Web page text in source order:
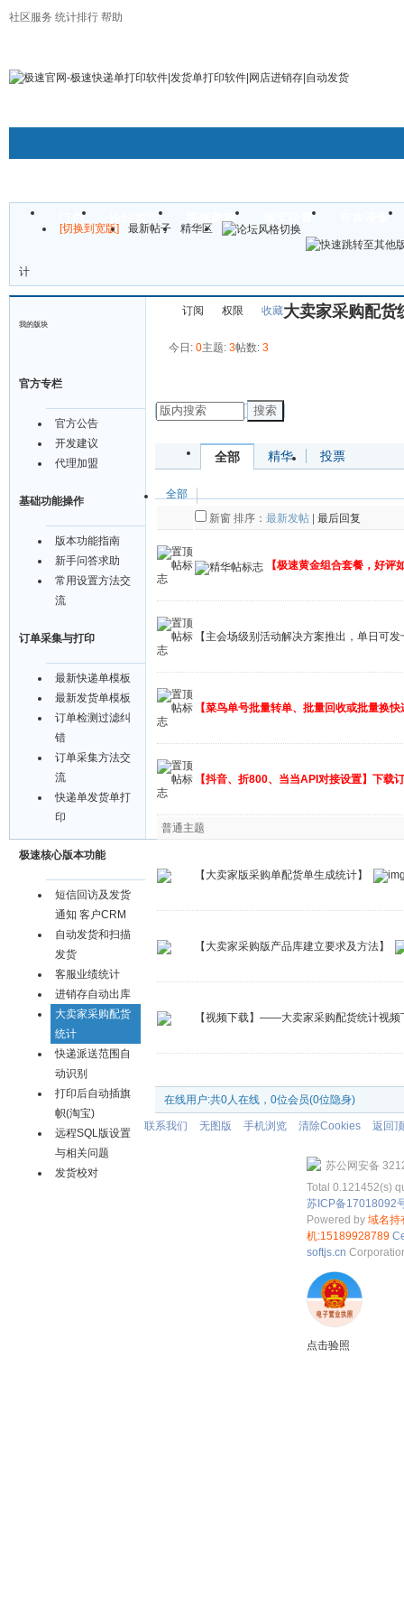
社区服务 统计排行 帮助
门户 论坛首页 视频教程 淘宝设置 京东设置
[切换到宽版] 最新帖子 精华区
计
我的版块
官方专栏
官方公告
开发建议
代理加盟
基础功能操作
版本功能指南
新手问答求助
常用设置方法交
流
订单采集与打印
最新快递单模板
最新发货单模板
订单检测过滤纠
错
订单采集方法交
流
快递单发货单打
印
极速核心版本功能
短信回访及发货
通知 客户CRM
自动发货和扫描
发货
客服业绩统计
进销存自动出库
大卖家采购配货
统计
快递派送范围自
动识别
打印后自动插旗
帜(淘宝)
远程SQL版设置
与相关问题
发货校对
订阅 权限 大卖家采购配货
收藏
今日: 0主题: 3帖数: 3
搜索
全部 精华 投票
全部
新窗 排序： 最新发帖 最后回复
【极速黄金组合套餐，好评
【主会场级别活动解决方案推出，单日可
【菜鸟单号批量转单、批量回收或批量换快
【抖音、折800、当当API对接设置】下载
普通主题
【大卖家版采购单配货单生成统计】
【大卖家采购版产品库建立要求及方法】
【视频下载】——大卖家采购配货统计视频
在线用户:共0人在线，0位会员(0位隐身)
联系我们 无图版 手机浏览 清除Cookies 返回
苏公网安备
Total 0.121452(s)
苏ICP备17018092
Powered by 域名
机:15189928789
softjs.cn
点击验照